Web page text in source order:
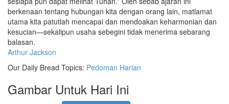
berkenaan tentang hubungan kita dengan orang lain, matlamat
utama kita patutlah mencapai dan mendoakan keharmonian dan
kesucian—sekalipun usaha sebegini tidak menerima sebarang
balasan.
Arthur Jackson
Our Daily Bread Topics: Pedoman Harian
Gambar Untuk Hari Ini